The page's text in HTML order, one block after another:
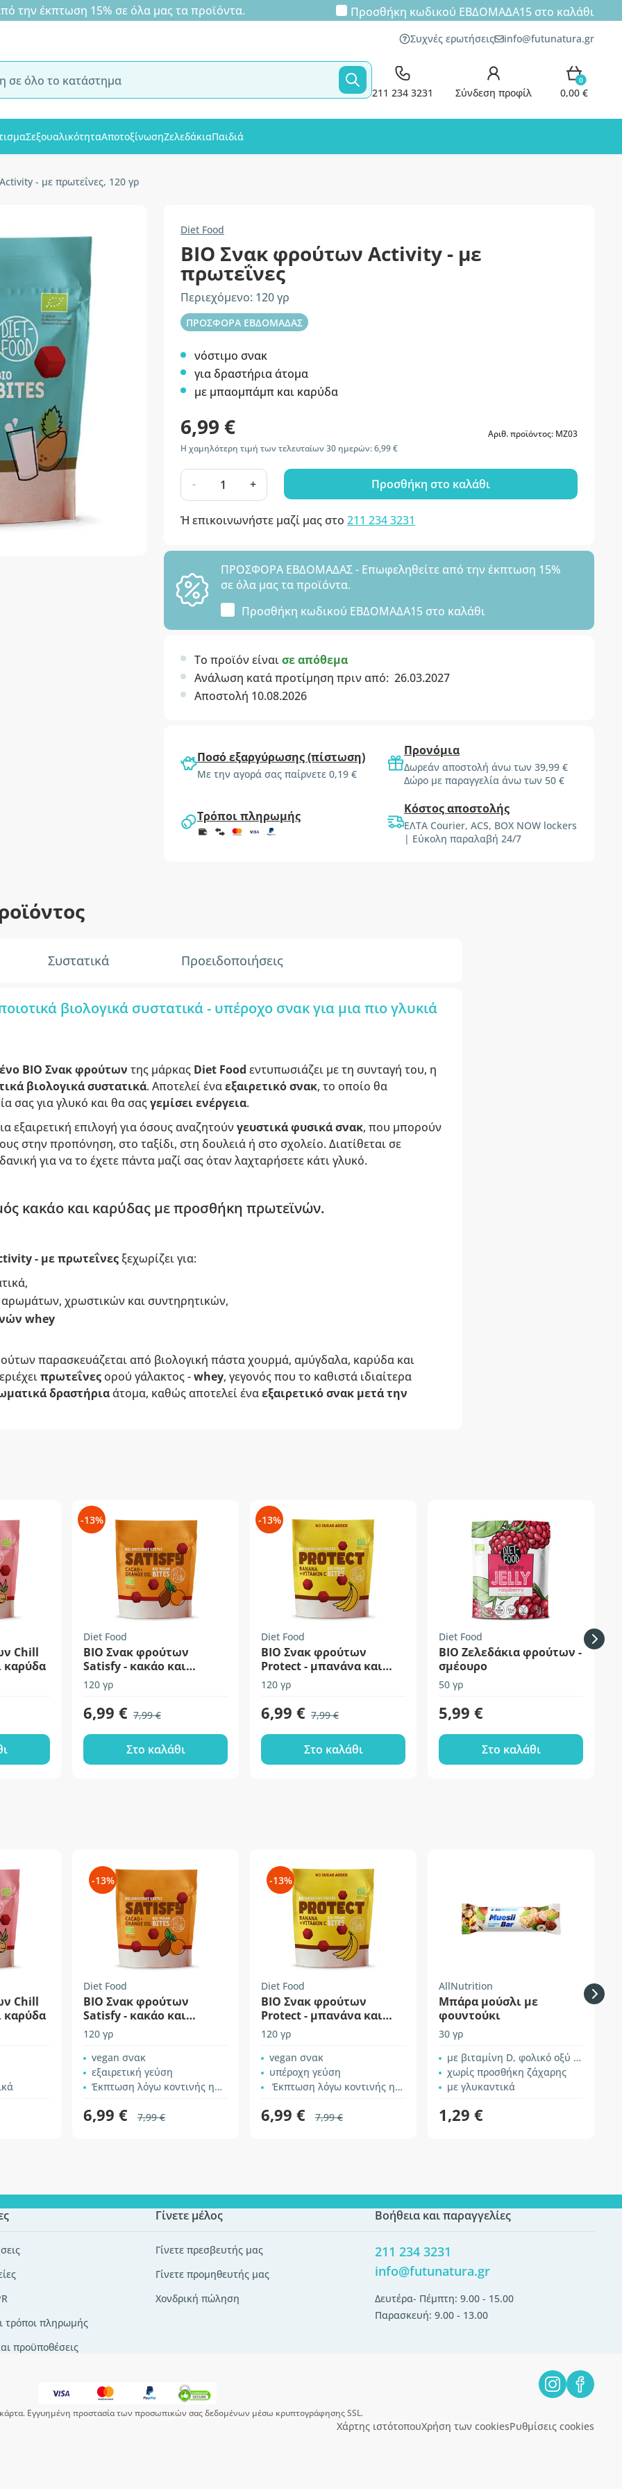
έκπτωση 15% σε όλα μας τα προϊόντα. Προσθήκη κωδικού ΕΒΔΟΜΑΔΑ15στο καλάθι
Συχνές ερωτήσεις info@futunatura.gr
211 234 3231 Σύνδεση προφίλ
0
0,00 €
ΣεξουαλικότηταΑποτοξίνωσηΖελεδάκιαΠαιδιά
- με πρωτεΐνες, 120 γρ
Diet Food
ΒΙΟ Σνακ φρούτων Activity - με
πρωτεΐνες
Περιεχόμενο: 120 γρ
ΠΡΟΣΦΟΡΑ ΕΒΔΟΜΑΔΑΣ
νόστιμο σνακ
για δραστήρια άτομα
με μπαομπάμπ και καρύδα
6,99 €
Αριθ. προϊόντος: MZ03
Η χαμηλότερη τιμή των τελευταίων 30 ημερών: 6,99 €
- + Προσθήκη στο καλάθι
Ή επικοινωνήστε μαζί μας στο 211 234 3231
ΠΡΟΣΦΟΡΑ ΕΒΔΟΜΑΔΑΣ - Επωφεληθείτε από την έκπτωση 15%
σε όλα μας τα προϊόντα.
Προσθήκη κωδικού ΕΒΔΟΜΑΔΑ15 στο καλάθι
Το προϊόν είναισε απόθεμα
Ανάλωση κατά προτίμηση πριν από: 26.03.2027
Αποστολή 10.08.2026
Ποσό εξαργύρωσης (πίστωση)
Με την αγορά σας παίρνετε 0,19 €
Προνόμια
Δωρεάν αποστολή άνω των 39,99 €
Δώρο με παραγγελία άνω των 50 €
Τρόποι πληρωμής Κόστος αποστολής
ΕΛΤΑ Courier, ACS, BOX NOW lockers
| Εύκολη παραλαβή 24/7
Συστατικά Προειδοποιήσεις
βιολογικά συστατικά - υπέροχο σνακ για μια πιο γλυκιά
BIO Σνακ φρούτων της μάρκας Diet Food εντυπωσιάζει με τη συνταγή του, η
βιολογικά συστατικά. Αποτελεί έναεξαιρετικό σνακ, το οποίο θα
σας για γλυκό και θα σαςγεμίσει ενέργεια.
εξαιρετική επιλογή για όσους αναζητούνγευστικά φυσικά σνακ, που μπορούν
στην προπόνηση, στο ταξίδι, στη δουλειά ή στο σχολείο. Διατίθεται σε
για να το έχετε πάντα μαζί σας όταν λαχταρήσετε κάτι γλυκό.
κακάο και καρύδας με προσθήκη πρωτεϊνών.
- με πρωτεΐνεςξεχωρίζει για:
χρωστικών και συντηρητικών,
whey
παρασκευάζεται από βιολογική πάστα χουρμά, αμύγδαλα, καρύδα και
πρωτεΐνεςορού γάλακτος -whey, γεγονός που το καθιστά ιδιαίτερα
δραστήριαάτομα, καθώς αποτελεί έναεξαιρετικό σνακ μετά την
Chill
καρύδα
-13%
Diet Food
ΒΙΟ Σνακ φρούτων
Satisfy - κακάο και
πορτοκάλι
120 γρ
6,99 € 7,99 €
Στο καλάθι
-13%
Diet Food
ΒΙΟ Σνακ φρούτων
Protect - μπανάνα και
ανανάς
120 γρ
6,99 € 7,99 €
Στο καλάθι
Diet Food
BIO Ζελεδάκια φρούτων -
σμέουρο
50 γρ
5,99 €
Στο καλάθι
Chill
καρύδα
-13%
Diet Food
ΒΙΟ Σνακ φρούτων
Satisfy - κακάο και
πορτοκάλι
120 γρ
vegan σνακ
εξαιρετική γεύση
Έκπτωση λόγω κοντινής ημερομηνίας λήξης
6,99 € 7,99 €
-13%
Diet Food
ΒΙΟ Σνακ φρούτων
Protect - μπανάνα και
ανανάς
120 γρ
vegan σνακ
υπέροχη γεύση
Έκπτωση λόγω κοντινής ημερομηνίας λήξης
6,99 € 7,99 €
AllNutrition
Μπάρα μούσλι με
φουντούκι
30 γρ
με βιταμίνη D, φολικό οξύ και σίδηρο
χωρίς προσθήκη ζάχαρης
με γλυκαντικά
1,29 €
τρόποι πληρωμής
προϋποθέσεις
Γίνετε μέλος
Γίνετε πρεσβευτής μας
Γίνετε προμηθευτής μας
Χονδρική πώληση
Βοήθεια και παραγγελίες
211 234 3231
info@futunatura.gr
Δευτέρα- Πέμπτη: 9.00 - 15.00
Παρασκευή: 9.00 - 13.00
Εγγυημένη προστασία των προσωπικών σας δεδομένων μέσω κρυπτογράφησης SSL.
Χάρτης ιστότοπουΧρήση των cookiesΡυθμίσεις cookies